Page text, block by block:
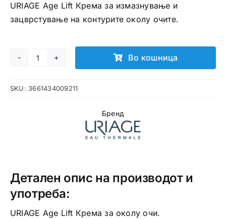
URIAGE Age Lift Крема за измазнување и
зацврстување на контурите околу очите.
URIAGE
Lift
Во кошница
SKU: 3661434009211
Бренд
Детален опис на производот и
употреба:
URIAGE Age Lift Крема за околу очи.